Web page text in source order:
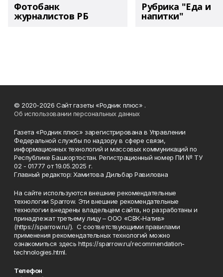
Фотобанк
журналистов РБ
Рубрика "Еда и
напитки"
© 2020-2026 Сайт газеты «Родник плюс» .
Об использовании персональных данных
Газета «Родник плюс» зарегистрирована в Управлении
Федеральной службы по надзору в сфере связи,
информационных технологий и массовых коммуникаций по
Республике Башкортостан. Регистрационный номер ПИ № ТУ
02 - 01777 от 19.05.2025 г.
Главный редактор: Хамитова Дильбар Равиловна
На сайте используются внешние рекомендательные
технологии Sparrow. Эти внешние рекомендательные
технологии внедрены владельцем сайта, но разработаны и
принадлежат третьему лицу – ООО «СВК-Натив»
(https://sparrow.ru/). С соответствующими правилами
применения рекомендательных технологий можно
ознакомиться здесь https://sparrow.ru/recommendation-
technologies.html.
Телефон